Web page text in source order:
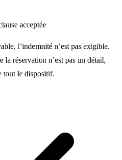
acceptée
l’indemnité n’est pas exigible.
la réservation n’est pas un détail,
tout le dispositif.